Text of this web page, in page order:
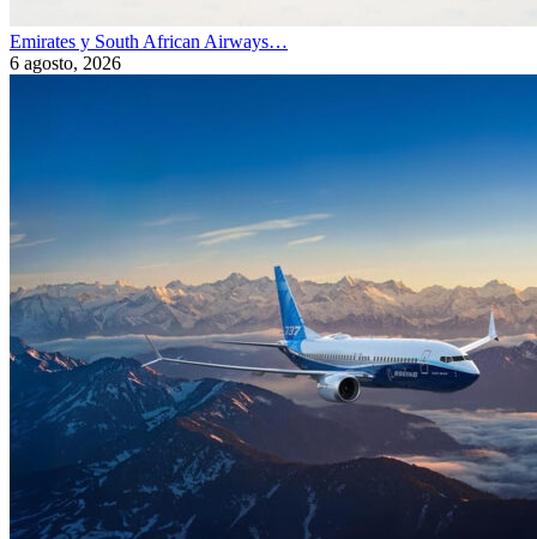
Emirates y South African Airways…
6 agosto, 2026